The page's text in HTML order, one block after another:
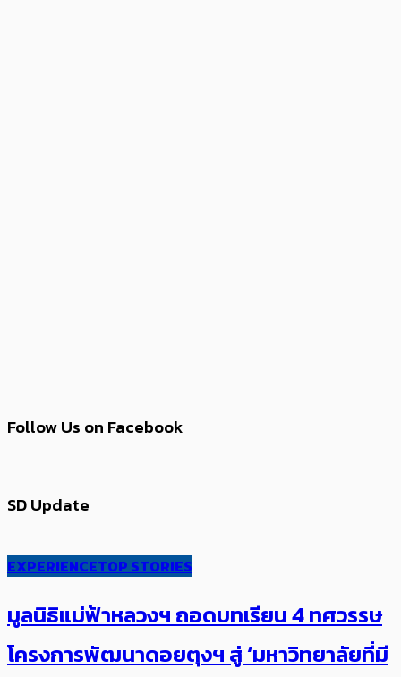
Follow Us on Facebook
SD Update
EXPERIENCETOP STORIES
มูลนิธิแม่ฟ้าหลวงฯ ถอดบทเรียน 4 ทศวรรษ
โครงการพัฒนาดอยตุงฯ สู่ ‘มหาวิทยาลัยที่มี